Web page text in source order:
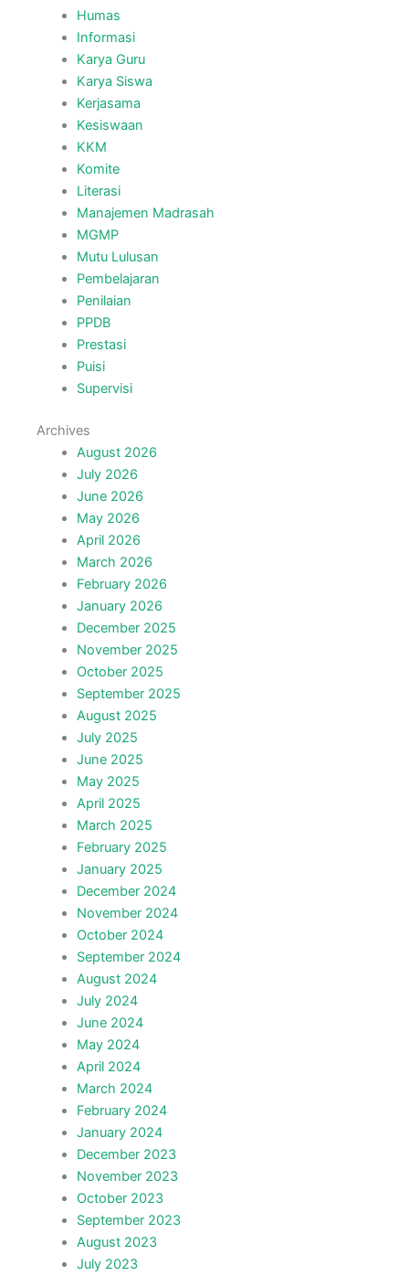
Humas
Informasi
Karya Guru
Karya Siswa
Kerjasama
Kesiswaan
KKM
Komite
Literasi
Manajemen Madrasah
MGMP
Mutu Lulusan
Pembelajaran
Penilaian
PPDB
Prestasi
Puisi
Supervisi
Archives
August 2026
July 2026
June 2026
May 2026
April 2026
March 2026
February 2026
January 2026
December 2025
November 2025
October 2025
September 2025
August 2025
July 2025
June 2025
May 2025
April 2025
March 2025
February 2025
January 2025
December 2024
November 2024
October 2024
September 2024
August 2024
July 2024
June 2024
May 2024
April 2024
March 2024
February 2024
January 2024
December 2023
November 2023
October 2023
September 2023
August 2023
July 2023